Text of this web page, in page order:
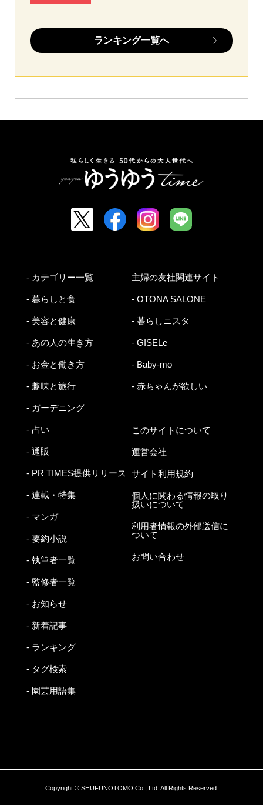
ランキング一覧へ
- カテゴリー一覧
- 暮らしと食
- 美容と健康
- あの人の生き方
- お金と働き方
- 趣味と旅行
- ガーデニング
- 占い
- 通販
- PR TIMES提供リリース
- 連載・特集
- マンガ
- 要約小説
- 執筆者一覧
- 監修者一覧
- お知らせ
- 新着記事
- ランキング
- タグ検索
- 園芸用語集
主婦の友社関連サイト
- OTONA SALONE
- 暮らしニスタ
- GISELe
- Baby-mo
- 赤ちゃんが欲しい
このサイトについて
運営会社
サイト利用規約
個人に関わる情報の取り
扱いについて
利用者情報の外部送信に
ついて
お問い合わせ
Copyright © SHUFUNOTOMO Co., Ltd. All Rights Reserved.